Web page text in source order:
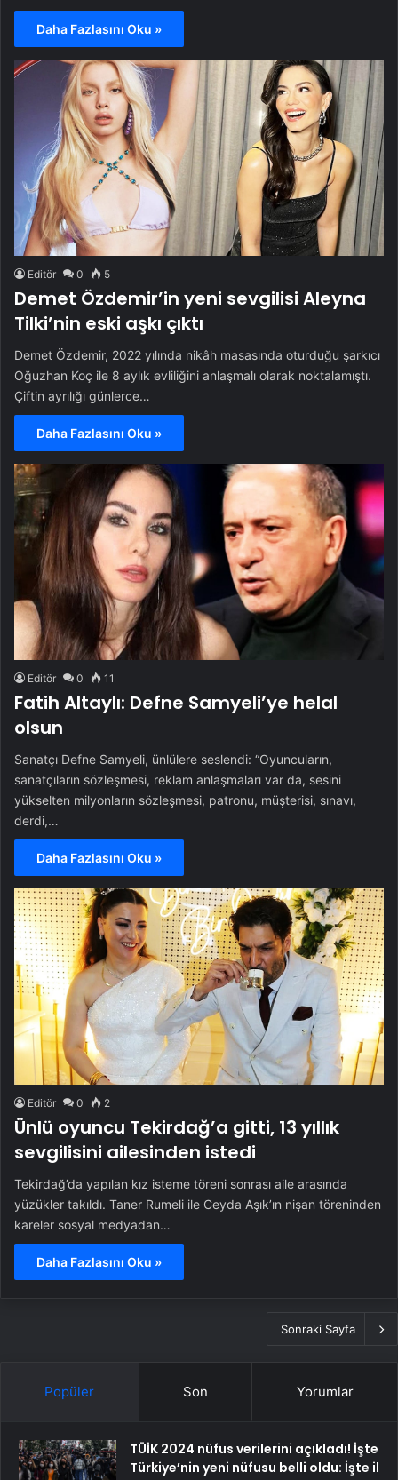
Daha Fazlasını Oku »
Editör 0 5
Demet Özdemir’in yeni sevgilisi Aleyna
Tilki’nin eski aşkı çıktı
Demet Özdemir, 2022 yılında nikâh masasında oturduğu şarkıcı
Oğuzhan Koç ile 8 aylık evliliğini anlaşmalı olarak noktalamıştı.
Çiftin ayrılığı günlerce…
Daha Fazlasını Oku »
Editör 0 11
Fatih Altaylı: Defne Samyeli’ye helal
olsun
Sanatçı Defne Samyeli, ünlülere seslendi: “Oyuncuların,
sanatçıların sözleşmesi, reklam anlaşmaları var da, sesini
yükselten milyonların sözleşmesi, patronu, müşterisi, sınavı,
derdi,…
Daha Fazlasını Oku »
Editör 0 2
Ünlü oyuncu Tekirdağ’a gitti, 13 yıllık
sevgilisini ailesinden istedi
Tekirdağ’da yapılan kız isteme töreni sonrası aile arasında
yüzükler takıldı. Taner Rumeli ile Ceyda Aşık’ın nişan töreninden
kareler sosyal medyadan…
Daha Fazlasını Oku »
Sonraki Sayfa
Popüler Son Yorumlar
TÜİK 2024 nüfus verilerini açıkladı! İşte
Türkiye’nin yeni nüfusu belli oldu: İşte il